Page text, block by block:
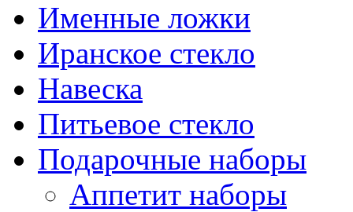
Именные ложки
Иранское стекло
Навеска
Питьевое стекло
Подарочные наборы
Аппетит наборы